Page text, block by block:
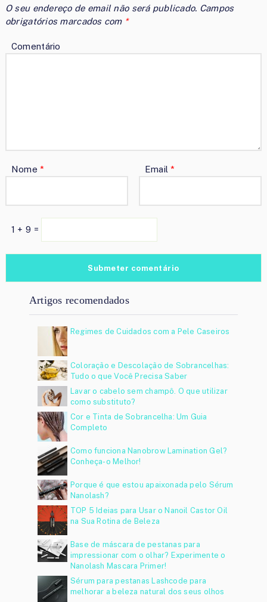
O seu endereço de email não será publicado. Campos
obrigatórios marcados com *
Comentário
Nome* Email*
1 + 9 =
Artigos recomendados
Regimes de Cuidados com a Pele Caseiros
Coloração e Descolação de Sobrancelhas:
Tudo o que Você Precisa Saber
Lavar o cabelo sem champô. O que utilizar
como substituto?
Cor e Tinta de Sobrancelha: Um Guia
Completo
Como funciona Nanobrow Lamination Gel?
Conheça-o Melhor!
Porque é que estou apaixonada pelo Sérum
Nanolash?
TOP 5 Ideias para Usar o Nanoil Castor Oil
na Sua Rotina de Beleza
Base de máscara de pestanas para
impressionar com o olhar? Experimente o
Nanolash Mascara Primer!
Sérum para pestanas Lashcode para
melhorar a beleza natural dos seus olhos